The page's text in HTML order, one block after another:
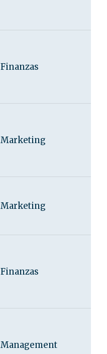
Finanzas
Marketing
Marketing
Finanzas
Management